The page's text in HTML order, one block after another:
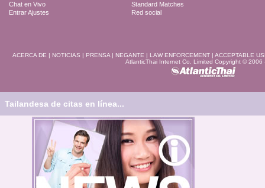
Chat en Vivo
Entrar Ajustes
Standard Matches
Red social
ACERCA DE | NOTICIAS | PRENSA| NEGANTE | LAW ENFORCEMENT| ACCEPTABLE
AtlanticThai Internet Co. Limited Copyright © 2006
Tailandesa de citas en línea...